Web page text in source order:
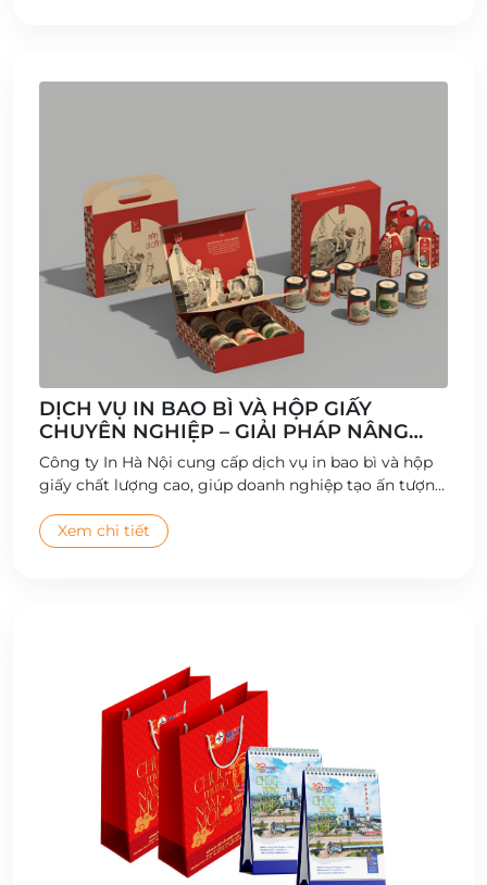
DỊCH VỤ IN BAO BÌ VÀ HỘP GIẤY
CHUYÊN NGHIỆP – GIẢI PHÁP NÂNG
TẦM THƯƠNG HIỆU
Công ty In Hà Nội cung cấp dịch vụ in bao bì và hộp
giấy chất lượng cao, giúp doanh nghiệp tạo ấn tượng
Xem chi tiết